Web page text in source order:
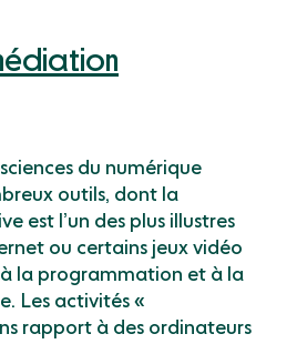
du numérique
outils, dont la
est l’un des plus illustres
ou certains jeux vidéo
la programmation et à la
Les activités «
rapport à des ordinateurs